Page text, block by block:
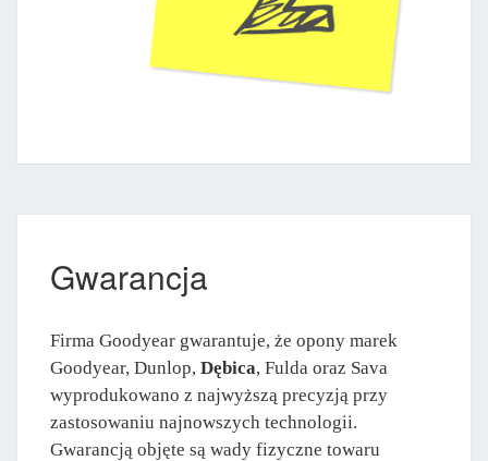
Gwarancja
Firma Goodyear gwarantuje, że opony marek
Goodyear, Dunlop, Dębica, Fulda oraz Sava
wyprodukowano z najwyższą precyzją przy
zastosowaniu najnowszych technologii.
Gwarancją objęte są wady fizyczne towaru